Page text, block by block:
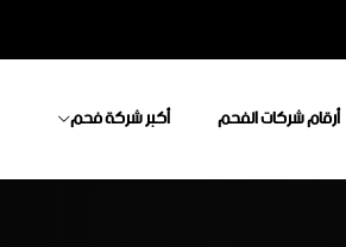
أكبر شركة فحم أرقام شركات الفحم